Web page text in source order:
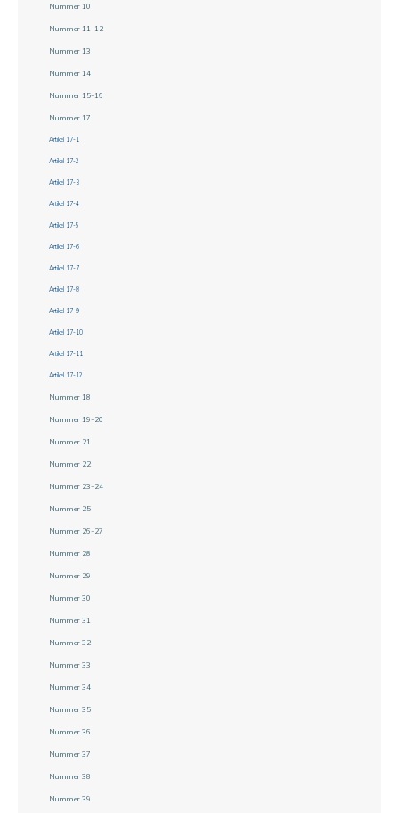
Nummer 10
Nummer 11-12
Nummer 13
Nummer 14
Nummer 15-16
Nummer 17
Artikel 17-1
Artikel 17-2
Artikel 17-3
Artikel 17-4
Artikel 17-5
Artikel 17-6
Artikel 17-7
Artikel 17-8
Artikel 17-9
Artikel 17-10
Artikel 17-11
Artikel 17-12
Nummer 18
Nummer 19-20
Nummer 21
Nummer 22
Nummer 23-24
Nummer 25
Nummer 26-27
Nummer 28
Nummer 29
Nummer 30
Nummer 31
Nummer 32
Nummer 33
Nummer 34
Nummer 35
Nummer 36
Nummer 37
Nummer 38
Nummer 39